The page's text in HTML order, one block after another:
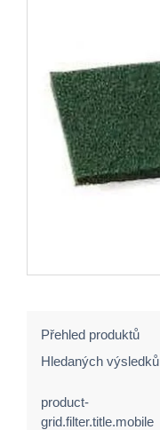
Přehled produktů
Hledaných výsledků
product-
grid.filter.title.mobile